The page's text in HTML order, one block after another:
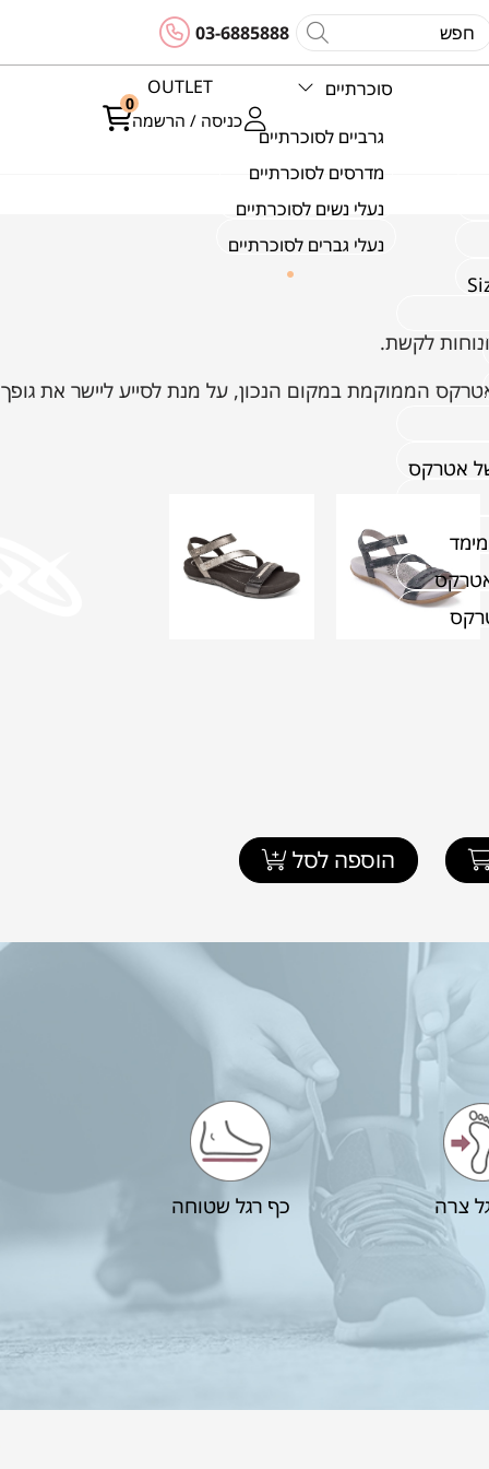
03-6885888
של אטרקס
אטרקס
סוכרתיים
גרביים לסוכרתיים
מדרסים לסוכרתיים
נעלי נשים לסוכרתיים
נעלי גברים לסוכרתיים
OUTLET
כניסה / הרשמה
0
הממוקמת במקום הנכון, על מנת לסייע ליישר את גופך
הוספה לסל
צרה כף רגל שטוחה